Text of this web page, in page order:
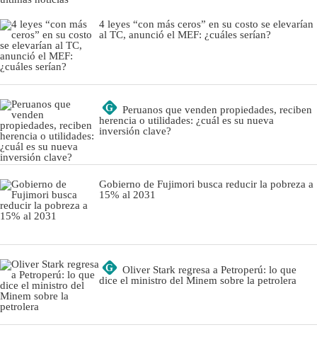
4 leyes “con más ceros” en su costo se elevarían
al TC, anunció el MEF: ¿cuáles serían?
G
Peruanos que venden propiedades, reciben
herencia o utilidades: ¿cuál es su nueva
inversión clave?
Gobierno de Fujimori busca reducir la pobreza a
15% al 2031
G
Oliver Stark regresa a Petroperú: lo que
dice el ministro del Minem sobre la petrolera